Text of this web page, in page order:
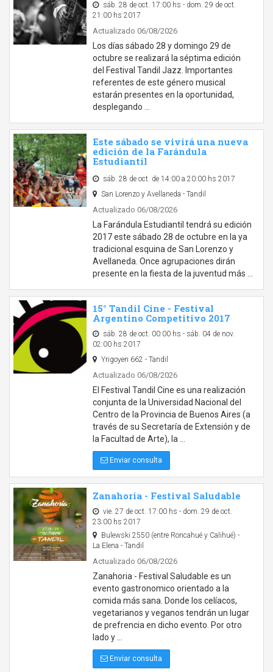
sáb. 28 de oct. 17:00 hs - dom. 29 de oct.
21:00 hs 2017
Actualizado 06/08/2026
Los días sábado 28 y domingo 29 de
octubre se realizará la séptima edición
del Festival Tandil Jazz. Importantes
referentes de este género musical
estarán presentes en la oportunidad,
desplegando …
Este sábado se vivirá una nueva
edición de la Farándula
Estudiantil
sáb. 28 de oct. de 14:00 a 20:00 hs 2017
San Lorenzo y Avellaneda - Tandil
Actualizado 06/08/2026
La Farándula Estudiantil tendrá su edición
2017 este sábado 28 de octubre en la ya
tradicional esquina de San Lorenzo y
Avellaneda. Once agrupaciones dirán
presente en la fiesta de la juventud más …
15° Tandil Cine - Festival
Argentino Competitivo 2017
sáb. 28 de oct. 00:00 hs - sáb. 04 de nov.
02:00 hs 2017
Yrigoyen 662 - Tandil
Actualizado 06/08/2026
El Festival Tandil Cine es una realización
conjunta de la Universidad Nacional del
Centro de la Provincia de Buenos Aires (a
través de su Secretaría de Extensión y de
la Facultad de Arte), la …
Enviar consulta
Zanahoria - Festival Saludable
vie. 27 de oct. 17:00 hs - dom. 29 de oct.
23:00 hs 2017
Bulewski 2550 (entre Roncahué y Calihué) -
La Elena - Tandil
Actualizado 06/08/2026
Zanahoria - Festival Saludable es un
evento gastronomico orientado a la
comida más sana. Donde los celíacos,
vegetarianos y veganos tendrán un lugar
de prefrencia en dicho evento. Por otro
lado y …
Enviar consulta